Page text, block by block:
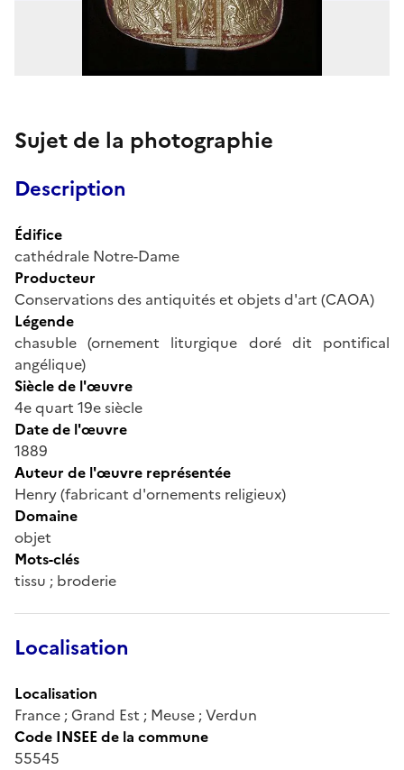
Sujet de la photographie
Description
Édifice
cathédrale Notre-Dame
Producteur
Conservations des antiquités et objets d'art (CAOA)
Légende
chasuble (ornement liturgique doré dit pontifical
angélique)
Siècle de l'œuvre
4e quart 19e siècle
Date de l'œuvre
1889
Auteur de l'œuvre représentée
Henry (fabricant d'ornements religieux)
Domaine
objet
Mots-clés
tissu ; broderie
Localisation
Localisation
France ; Grand Est ; Meuse ; Verdun
Code INSEE de la commune
55545